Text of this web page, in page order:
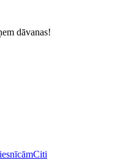
dāvanas!
Citi